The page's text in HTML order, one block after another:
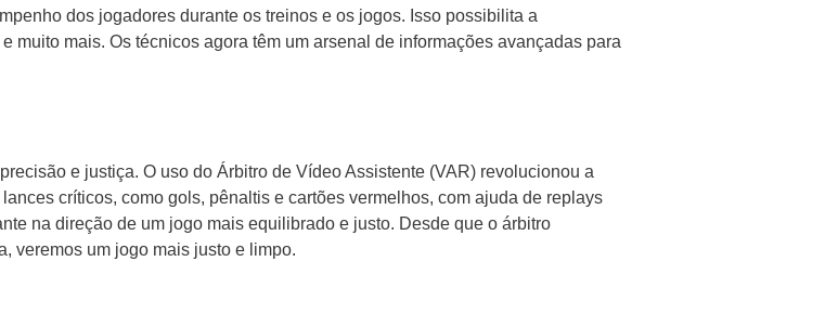
dos jogadores durante os treinos e os jogos. Isso possibilita a
mais. Os técnicos agora têm um arsenal de informações avançadas para
e justiça. O uso do Árbitro de Vídeo Assistente (VAR) revolucionou a
críticos, como gols, pênaltis e cartões vermelhos, com ajuda de replays
na direção de um jogo mais equilibrado e justo. Desde que o árbitro
veremos um jogo mais justo e limpo.